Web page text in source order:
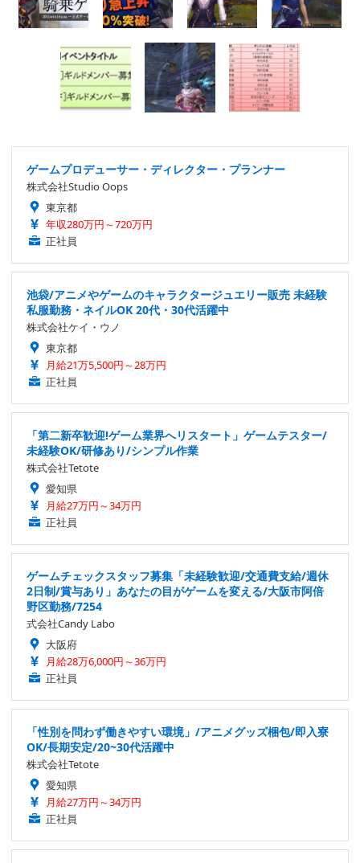
ゲームプロデューサー・ディレクター・プランナー
株式会社Studio Oops
東京都
年収280万円～720万円
正社員
池袋/アニメやゲームのキャラクタージュエリー販売 未経験
私服勤務・ネイルOK 20代・30代活躍中
株式会社ケイ・ウノ
東京都
月給21万5,500円～28万円
正社員
「第二新卒歓迎!ゲーム業界へリスタート」ゲームテスター/
未経験OK/研修あり/シンプル作業
株式会社Tetote
愛知県
月給27万円～34万円
正社員
ゲームチェックスタッフ募集「未経験歓迎/交通費支給/週休
2日制/賞与あり」あなたの目がゲームを変える/大阪市阿倍
野区勤務/7254
式会社Candy Labo
大阪府
月給28万6,000円～36万円
正社員
「性別を問わず働きやすい環境」/アニメグッズ梱包/即入寮
OK/長期安定/20~30代活躍中
株式会社Tetote
愛知県
月給27万円～34万円
正社員